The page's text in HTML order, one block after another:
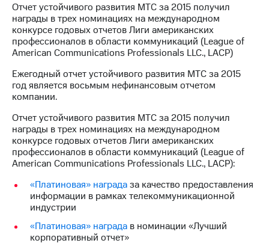
МТС
о технологиях
Достижения
Интервью
Финансовая
отчетность
Контакты
Новости
в
и акционерам
Корпоративное
управление
Отчет устойчивого развития МТС за 2015 получил
награды в трех номинациях на международном
конкурсе годовых отчетов Лиги американских
профессионалов в области коммуникаций (League of
American Communications Professionals LLC., LACP)
Ежегодный отчет устойчивого развития МТС за 2015
год является восьмым нефинансовым отчетом
компании.
Отчет устойчивого развития МТС за 2015 получил
награды в трех номинациях на международном
конкурсе годовых отчетов Лиги американских
профессионалов в области коммуникаций (League of
American Communications Professionals LLC., LACP):
«Платиновая» наградаза качество предоставления
информации в рамках телекоммуникационной
индустрии
«Платиновая» награда в номинации «Лучший
корпоративный отчет»